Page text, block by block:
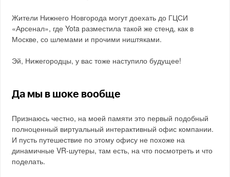
Жители Нижнего Новгорода могут доехать до ГЦСИ
«Арсенал», где Yota разместила такой же стенд, как в
Москве, со шлемами и прочими ништяками.
Эй, Нижегородцы, у вас тоже наступило будущее!
Да мы в шоке вообще
Признаюсь честно, на моей памяти это первый подобный
полноценный виртуальный интерактивный офис компании.
И пусть путешествие по этому офису не похоже на
динамичные VR-шутеры, там есть, на что посмотреть и что
поделать.